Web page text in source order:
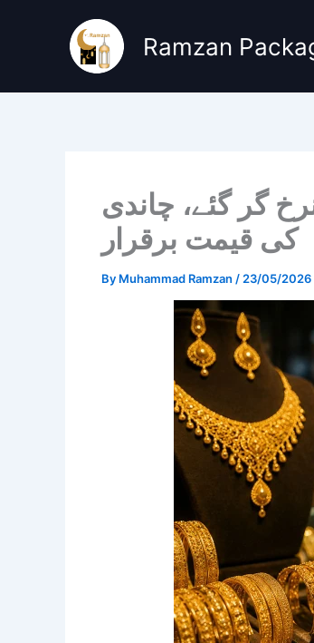
Ramzan
گر گئے، چاندی
کی قیمت برقرار
By Muhammad Ramzan / 23/05/2026